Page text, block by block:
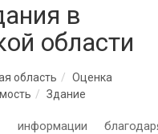
в
области
область
Оценка
Здание
информации